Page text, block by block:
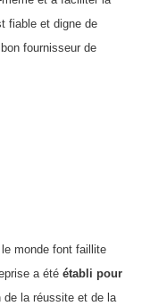
fiable et digne de
fournisseur de
monde font faillite
a été établi pour
de la réussite et de la